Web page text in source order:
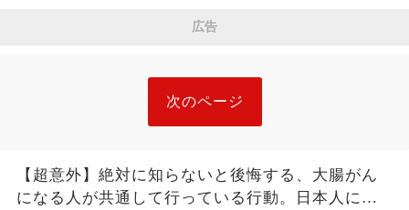
広告
次のページ
【超意外】絶対に知らないと後悔する、大腸がん
になる人が共通して行っている行動。日本人に何